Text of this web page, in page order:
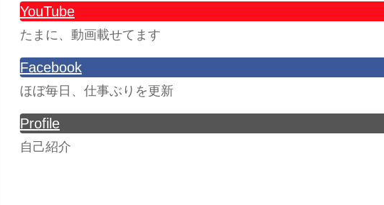
YouTube
たまに、動画載せてます
Facebook
ほぼ毎日、仕事ぶりを更新
Profile
自己紹介